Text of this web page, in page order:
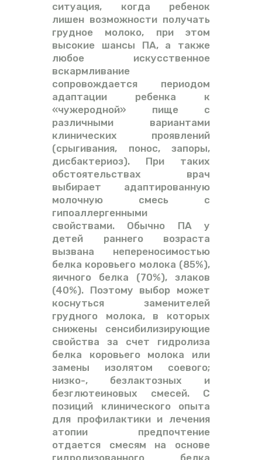
ситуация, когда ребенок
лишен возможности получать
грудное молоко, при этом
высокие шансы ПА, а также
любое искусственное
вскармливание
сопровождается периодом
адаптации ребенка к
«чужеродной» пище с
различными вариантами
клинических проявлений
(срыгивания, понос, запоры,
дисбактериоз). При таких
обстоятельствах врач
выбирает адаптированную
молочную смесь с
гипоаллергенными
свойствами. Обычно ПА у
детей раннего возраста
вызвана непереносимостью
белка коровьего молока (85%),
яичного белка (70%), злаков
(40%). Поэтому выбор может
коснуться заменителей
грудного молока, в которых
снижены сенсибилизирующие
свойства за счет гидролиза
белка коровьего молока или
замены изолятом соевого;
низко-, безлактозных и
безглютеиновых смесей. С
позиций клинического опыта
для профилактики и лечения
атопии предпочтение
отдается смесям на основе
гидролизованного белка